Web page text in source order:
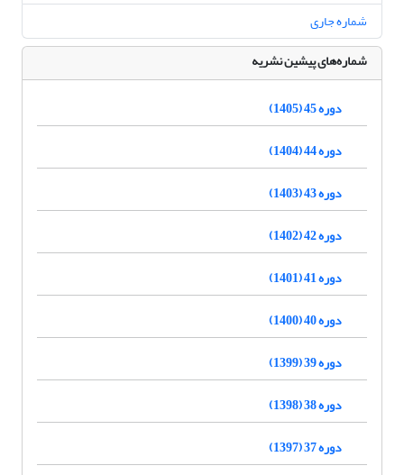
شماره جاری
شماره‌های پیشین نشریه
دوره 45 (1405)
دوره 44 (1404)
دوره 43 (1403)
دوره 42 (1402)
دوره 41 (1401)
دوره 40 (1400)
دوره 39 (1399)
دوره 38 (1398)
دوره 37 (1397)